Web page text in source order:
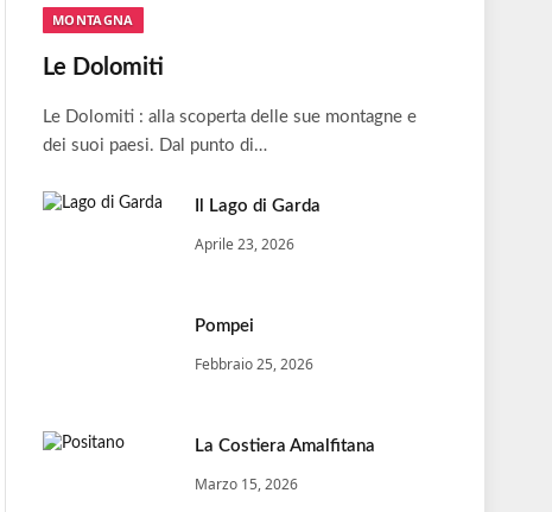
MONTAGNA
Le Dolomiti
Le Dolomiti : alla scoperta delle sue montagne e
dei suoi paesi. Dal punto di…
Il Lago di Garda
Aprile 23, 2026
Pompei
Febbraio 25, 2026
La Costiera Amalfitana
Marzo 15, 2026